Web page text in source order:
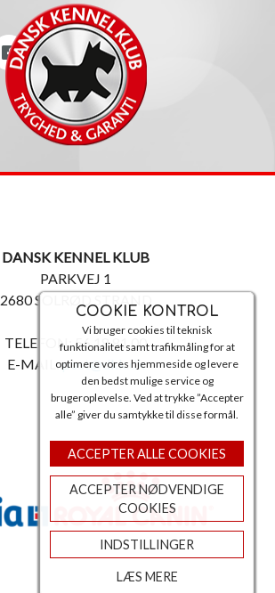
COOKIE KONTROL
Vi bruger cookies til teknisk
funktionalitet samt trafikmåling for at
optimere vores hjemmeside og levere
den bedst mulige service og
brugeroplevelse. Ved at trykke ”Accepter
alle” giver du samtykke til disse formål.
ACCEPTER ALLE COOKIES
ACCEPTER NØDVENDIGE
COOKIES
INDSTILLINGER
LÆS MERE
DANSK KENNEL KLUB
PARKVEJ 1
2680 SOLRØD STRAND
TELEFON: 56 18 81 00
E-MAIL:post@dkk.dk